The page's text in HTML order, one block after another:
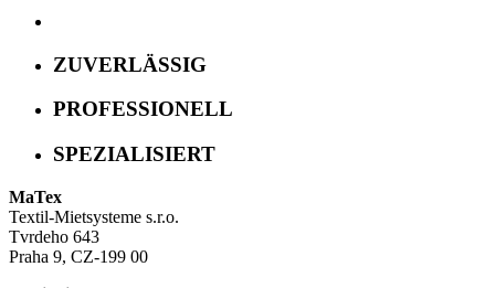
ZUVERLÄSSIG
PROFESSIONELL
SPEZIALISIERT
MaTex
Textil-Mietsysteme s.r.o.
Tvrdeho 643
Praha 9, CZ-199 00